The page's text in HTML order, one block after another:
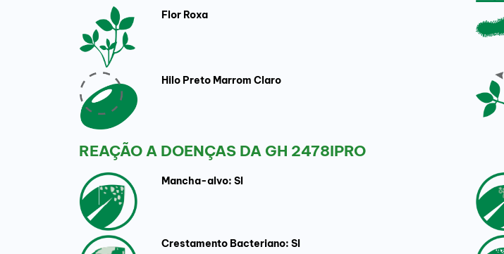
Flor Roxa
Hilo Preto Marrom Claro
REAÇÃO A DOENÇAS DA GH 2478IPRO
Mancha-alvo: SI
Crestamento Bacteriano: SI